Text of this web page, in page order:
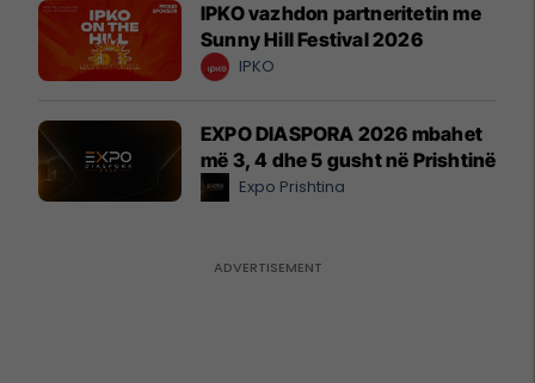
IPKO vazhdon partneritetin me
Sunny Hill Festival 2026
IPKO
EXPO DIASPORA 2026 mbahet
më 3, 4 dhe 5 gusht në Prishtinë
Expo Prishtina